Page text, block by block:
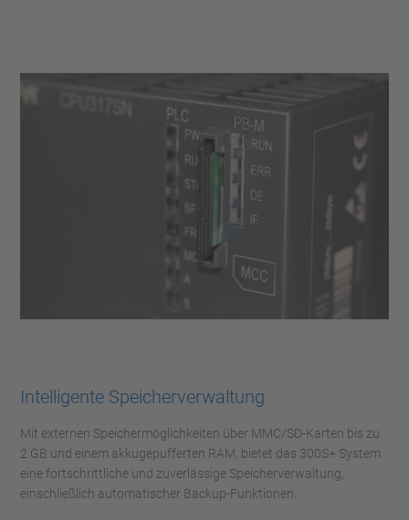
Intelligente Speicherverwaltung
Mit externen Speichermöglichkeiten über MMC/SD-Karten bis zu
2 GB und einem akkugepufferten RAM, bietet das 300S+ System
eine fortschrittliche und zuverlässige Speicherverwaltung,
einschließlich automatischer Backup-Funktionen.